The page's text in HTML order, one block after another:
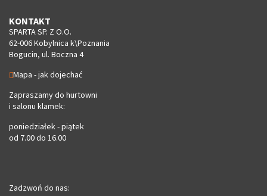
KONTAKT
SPARTA SP. Z O.O.
62-006 Kobylnica k\Poznania
Bogucin, ul. Boczna 4
Mapa - jak dojechać
Zapraszamy do hurtowni
i salonu klamek:
poniedziałek - piątek
od 7.00 do 16.00
Zadzwoń do nas: